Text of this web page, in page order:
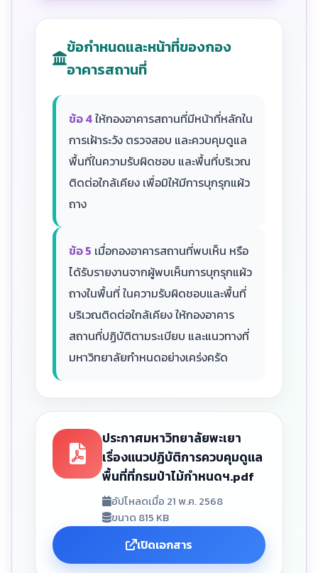
ข้อกำหนดและหน้าที่ของกอง
อาคารสถานที่
ข้อ 4ให้กองอาคารสถานที่มีหน้าที่หลักใน
การเฝ้าระวัง ตรวจสอบ และควบคุมดูแล
พื้นที่ในความรับผิดชอบ และพื้นที่บริเวณ
ติดต่อใกล้เคียง เพื่อมิให้มีการบุกรุกแผ้ว
ถาง
ข้อ 5 เมื่อกองอาคารสถานที่พบเห็น หรือ
ได้รับรายงานจากผู้พบเห็นการบุกรุกแผ้ว
ถางในพื้นที่ ในความรับผิดชอบและพื้นที่
บริเวณติดต่อใกล้เคียง ให้กองอาคาร
สถานที่ปฏิบัติตามระเบียบ และแนวทางที่
มหาวิทยาลัยกำหนดอย่างเคร่งครัด
ประกาศมหาวิทยาลัยพะเยา
เรื่องแนวปฏิบัติการควบคุมดูแล
พื้นที่ที่กรมป่าไม้กำหนดฯ.pdf
อัปโหลดเมื่อ 21 พ.ค. 2568
ขนาด 815 KB
เปิดเอกสาร